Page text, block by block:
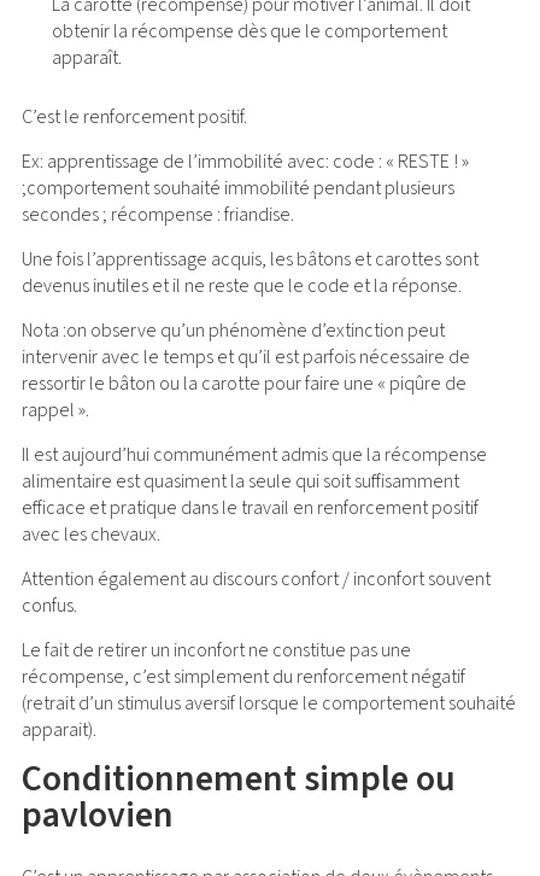
obtenir la récompense dès que le comportement
apparaît.
C’est le renforcement positif.
Ex: apprentissage de l’immobilité avec: code : « RESTE ! »
;comportement souhaité immobilité pendant plusieurs
secondes ; récompense : friandise.
Une fois l’apprentissage acquis, les bâtons et carottes sont
devenus inutiles et il ne reste que le code et la réponse.
Nota :on observe qu’un phénomène d’extinction peut
intervenir avec le temps et qu’il est parfois nécessaire de
ressortir le bâton ou la carotte pour faire une « piqûre de
rappel ».
Il est aujourd’hui communément admis que la récompense
alimentaire est quasiment la seule qui soit suffisamment
efficace et pratique dans le travail en renforcement positif
avec les chevaux.
Attention également au discours confort / inconfort souvent
confus.
Le fait de retirer un inconfort ne constitue pas une
récompense, c’est simplement du renforcement négatif
(retrait d’un stimulus aversif lorsque le comportement souhaité
apparait).
Conditionnement simple ou
pavlovien